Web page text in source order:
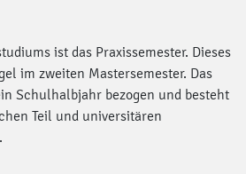
ist das Praxissemester. Dieses
im zweiten Mastersemester. Das
Schulhalbjahr bezogen und besteht
Teil und universitären